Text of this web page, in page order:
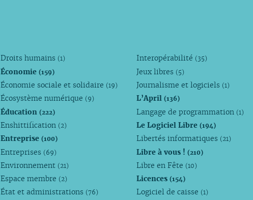
Droits humains (1)
Économie(159)
Économie sociale et solidaire (19)
Écosystème numérique (9)
Éducation(222)
Enshittification (2)
Entreprise(100)
Entreprises (69)
Environnement (21)
Espace membre (2)
État et administrations (76)
Interopérabilité (35)
Jeux libres (5)
Journalisme et logiciels (1)
L’April(136)
Langage de programmation (1)
Le Logiciel Libre(194)
Libertés informatiques (21)
Libre à vous !(210)
Libre en Fête (10)
Licences(154)
Logiciel de caisse (1)